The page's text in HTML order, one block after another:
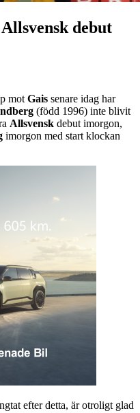
debut
mot Gais senare idag har
(född 1996) inte blivit
Allsvensk debut imorgon,
imorgon med start klockan
efter detta, är otroligt glad